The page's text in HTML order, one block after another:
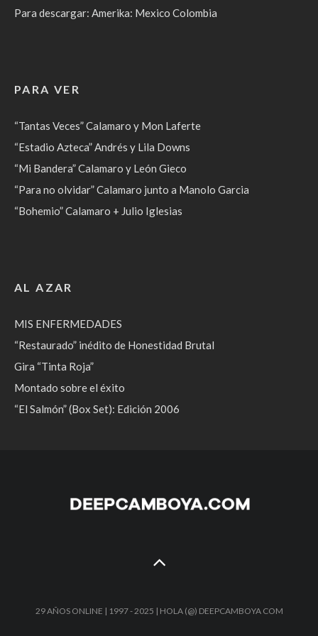
Para descargar: Amerika: Mexico Colombia
PARA VER
“Tantas Veces” Calamaro y Mon Laferte
“Estadio Azteca” Andrés y Lila Downs
“Mi Bandera” Calamaro y León Gieco
“Para no olvidar” Calamaro junto a Manolo Garcia
“Bohemio” Calamaro + Julio Iglesias
AL AZAR
MIS ENFERMEDADES
“Restaurado” inédito de Honestidad Brutal
Gira “Tinta Roja”
Montado sobre el éxito
“El Salmón” (Box Set): Edición 2006
29 AÑOS ONLINE | 1997 - 2025 | HOLA (@) DEEPCAMBOYA COM